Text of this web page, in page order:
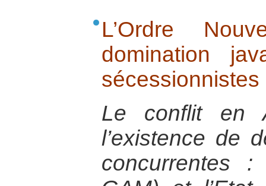
L’Ordre
domination
sécessionnistes
Le conflit en
l’existence de
concurrentes